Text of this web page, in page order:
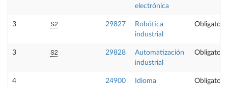
electrónica
3 S2 29827
Robótica
industrial
Obligatoria
3 S2 29828
Automatización
industrial
Obligatoria
4 24900
Idioma
Obligatoria